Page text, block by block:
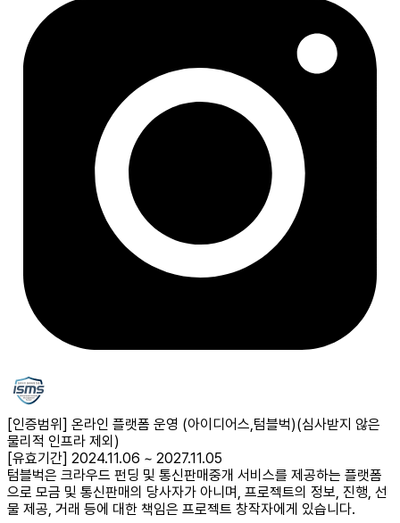
[인증범위] 온라인 플랫폼 운영 (아이디어스,텀블벅)(심사받지 않은
물리적 인프라 제외)
[유효기간] 2024.11.06 ~ 2027.11.05
텀블벅은 크라우드 펀딩 및 통신판매중개 서비스를 제공하는 플랫폼
으로 모금 및 통신판매의 당사자가 아니며, 프로젝트의 정보, 진행, 선
물 제공, 거래 등에 대한 책임은 프로젝트 창작자에게 있습니다.